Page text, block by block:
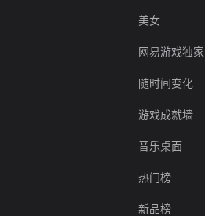
美女
网易游戏独家
随时间变化
游戏成就墙
音乐桌面
热门榜
新品榜